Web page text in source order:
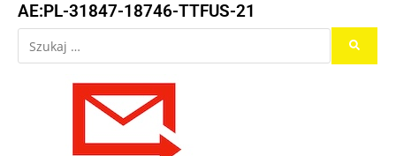
AE:PL-31847-18746-TTFUS-21